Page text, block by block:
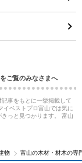
ご覧のみなさまへ
事をもとに一挙掲載して
イベストプロ富山では気に
っと見つかります。 富山
物 富山の木材・材木の専